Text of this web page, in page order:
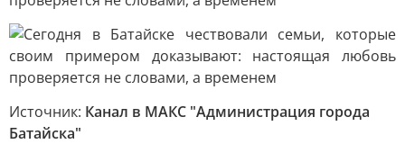
Источник: Канал в МАКС "Администрация города
Батайска"